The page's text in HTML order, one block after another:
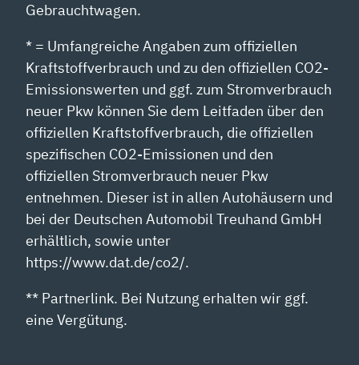
Gebrauchtwagen.
* = Umfangreiche Angaben zum offiziellen
Kraftstoffverbrauch und zu den offiziellen CO2-
Emissionswerten und ggf. zum Stromverbrauch
neuer Pkw können Sie dem Leitfaden über den
offiziellen Kraftstoffverbrauch, die offiziellen
spezifischen CO2-Emissionen und den
offiziellen Stromverbrauch neuer Pkw
entnehmen. Dieser ist in allen Autohäusern und
bei der Deutschen Automobil Treuhand GmbH
erhältlich, sowie unter
https://www.dat.de/co2/.
** Partnerlink. Bei Nutzung erhalten wir ggf.
eine Vergütung.